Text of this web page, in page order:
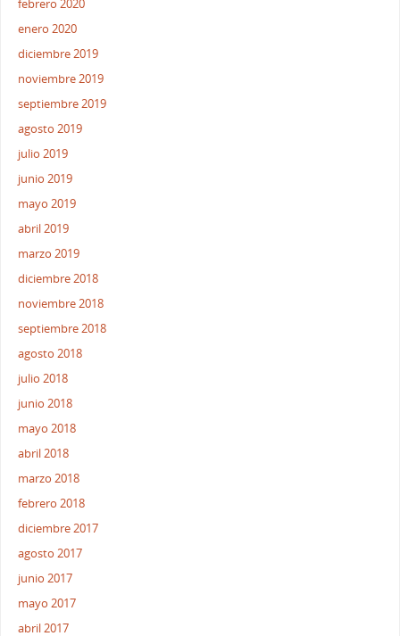
febrero 2020
enero 2020
diciembre 2019
noviembre 2019
septiembre 2019
agosto 2019
julio 2019
junio 2019
mayo 2019
abril 2019
marzo 2019
diciembre 2018
noviembre 2018
septiembre 2018
agosto 2018
julio 2018
junio 2018
mayo 2018
abril 2018
marzo 2018
febrero 2018
diciembre 2017
agosto 2017
junio 2017
mayo 2017
abril 2017